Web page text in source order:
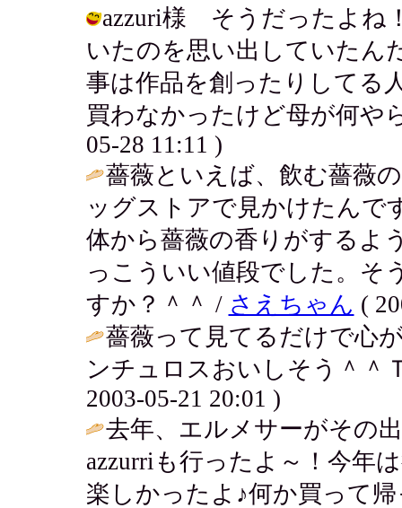
azzuri様 そうだったよね
いたのを思い出していたん
事は作品を創ったりしてる
買わなかったけど母が何や
05-28 11:11 )
薔薇といえば、飲む薔薇
ッグストアで見かけたんで
体から薔薇の香りがするよ
っこういい値段でした。そ
すか？＾＾ / さえちゃん (
薔薇って見てるだけで心
ンチュロスおいしそう＾＾
2003-05-21 20:01 )
去年、エルメサーがその
azzurriも行ったよ～！今年
楽しかったよ♪何か買って